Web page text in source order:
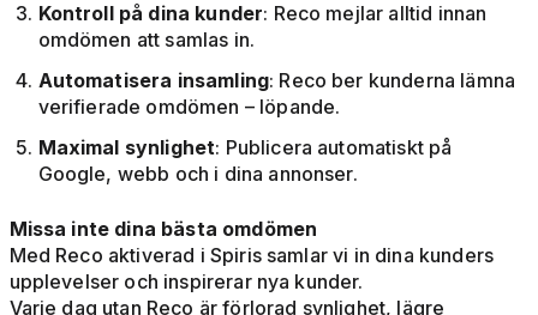
Kontroll på dina kunder: Reco mejlar alltid innan
omdömen att samlas in.
Automatisera insamling: Reco ber kunderna lämna
verifierade omdömen – löpande.
Maximal synlighet: Publicera automatiskt på
Google, webb och i dina annonser.
Missa inte dina bästa omdömen
Med Reco aktiverad i Spiris samlar vi in dina kunders
upplevelser och inspirerar nya kunder.
Varje dag utan Reco är förlorad synlighet, lägre